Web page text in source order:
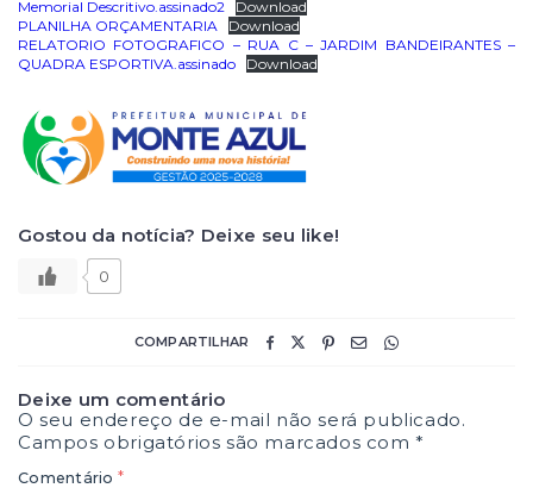
Memorial Descritivo.assinado2
Download
PLANILHA ORÇAMENTARIA
Download
RELATORIO FOTOGRAFICO – RUA C – JARDIM BANDEIRANTES –
QUADRA ESPORTIVA.assinado
Download
Gostou da notícia? Deixe seu like!
0
COMPARTILHAR
Deixe um comentário
O seu endereço de e-mail não será publicado.
Campos obrigatórios são marcados com*
Comentário *